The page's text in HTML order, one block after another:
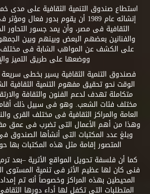
استطاع صندوق التنمية الثقافية على مدى
إنشائه عام 1989 أن يقوم بدور فعال
الثقافية فى مصر، وأن يمد جسور التحاور
والفنانين بعضهم البعض وبينهم وبين
على الكشف عن المواهب الشابة فى مختلف
ووضعها على طريق التميز
فصندوق التنمية الثقافية يسير بخطى
الوقت نحو تحقيق مفهوم التنمية الثقافية
متكاملة تهدف لدعم الفنون والثقافة
مختلف فئات الشعب. وهو فى سبيل ذلك أقام
العامة والمراكز الثقافية فى مختلف القرى
وهذا من أهم الأعمال التى تضرب فى عمق
وبلغ عدد المكتبات التى أنشأها
المتصور إقامة مثل هذه المكتبات بها حوالى 90
كما أن فلسفة تحويل المواقع الأثرية –بعد
فنى كان لها عظيم الأثر فى تنمية المستوى
المحيطين بهذه المراكز وخصوصاً أنه تم
المتطلبات التى تكفل لها أداء دورها